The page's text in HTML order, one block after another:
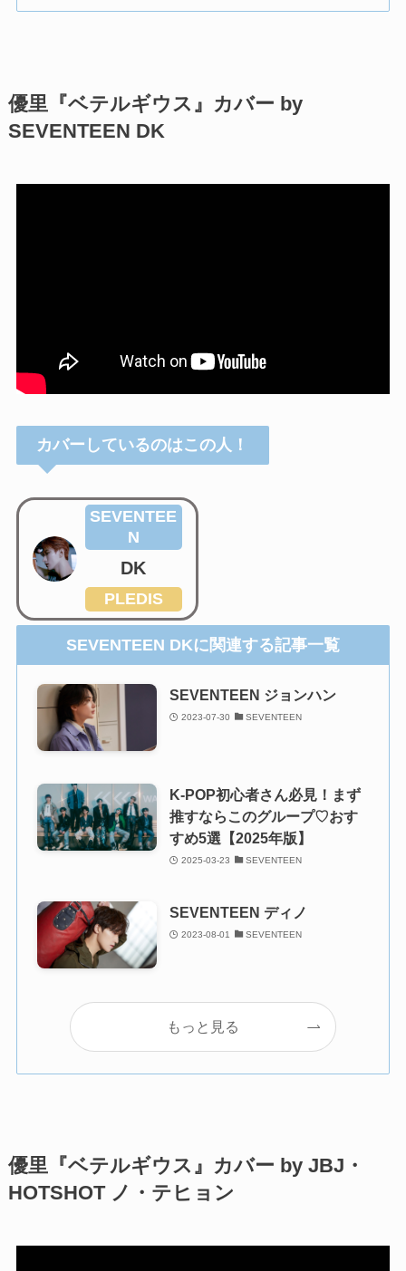
優里『ベテルギウス』カバー by
SEVENTEEN DK
カバーしているのはこの人！
SEVENTEE
N
DK
PLEDIS
SEVENTEEN DKに関連する記事一覧
SEVENTEEN ジョンハン
2023-07-30 SEVENTEEN
K-POP初心者さん必見！まず
推すならこのグループ♡おす
すめ5選【2025年版】
2025-03-23 SEVENTEEN
SEVENTEEN ディノ
2023-08-01 SEVENTEEN
もっと見る
優里『ベテルギウス』カバー by JBJ・
HOTSHOT ノ・テヒョン